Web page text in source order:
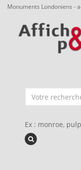
Monuments Londoniens -
Ex : monroe,